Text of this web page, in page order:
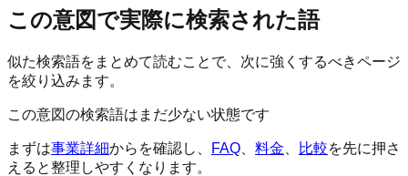
この意図で実際に検索された語
似た検索語をまとめて読むことで、次に強くするべきページ
を絞り込みます。
この意図の検索語はまだ少ない状態です
まずは事業詳細からを確認し、 FAQ 料金 比較を先に押さ
えると整理しやすくなります。